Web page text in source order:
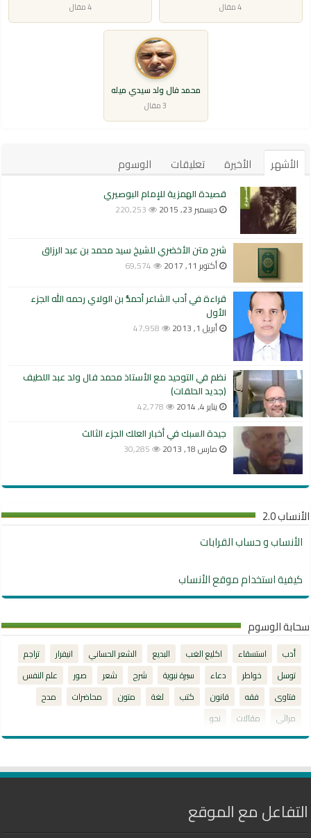
4 مقال 4 مقال
محمد فال ولد سيدي ميله
3 مقال
الأشهر الأخيرة تعليقات الوسوم
قصيدة الهمزية للإمام البوصيري
ديسمبر 23, 2015 220,253
شرح متن الأخضري للشيخ سيد محمد بن عبد الرزاق
أكتوبر 11, 2017 69,574
قراءة في أدب الشاعر أحمدُّ بن الولاي رحمه الله الجزء
الأول
أبريل 1, 2013 47,958
نظم في التوحيد مع الأستاذ محمد فال ولد عبد اللطيف
(جديد الحلقات)
يناير 4, 2014 42,778
جيدة السبك في أخبار العلك الجزء الثالث
مارس 18, 2013 30,285
الأنساب 2.0
الأنساب و حساب القرابات
كيفية استخدام موقع الأنساب
سحابة الوسوم
أدب استسقاء اكليع الغب البديع الشعر الحساني انيفرار
تراجم
توسل
خواطر دعاء سيرة نبوية شرح شعر صور
علم النفس
فتاوى
فقه قانون كتب لغة متون محاضرات
مدح
مراثي
مقالات نحو
التفاعل مع الموقع